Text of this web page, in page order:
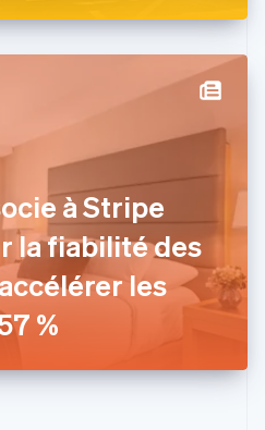
à Stripe
la fiabilité des
les
%